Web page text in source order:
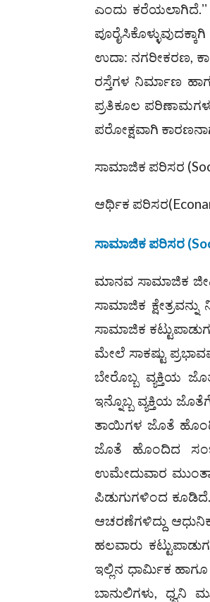
ಎಂದು
ಉದಾ: ನಗರೀಕರಣ,
ರಸ್ತೆಗಳ ನಿರ್ಮಾಣ
ಪ್ರತಿಕೂಲ
ಪರೋಕ್ಷವಾಗಿ
ಸಾಮಾಜಿಕ ಪರಿಸರ
ಆರ್ಥಿಕ
ಸಾಮಾಜಿಕ ಪರಿಸರ (
ಮಾನವ ಸಾಮಾಜಿಕ
ಸಾಮಾಜಿಕ
ಸಾಮಾಜಿಕ
ಮೇಲೆ ಸಾಕಷ್ಟು
ಬೇರೊಬ್ಬ ವ್ಯಕ್ತಿಯ
ಇನ್ನೊಬ್ಬ ವ್ಯಕ್ತಿಯ
ತಾಯಿಗಳ ಜೊತೆ
ಜೊತೆ ಹೊಂದಿದ
ಉಮೇದುವಾರ
ಪಿಡುಗುಗಳಿಂದ
ಆಚರಣೆಗಳಿದ್ದು
ಹಲವಾರು
ಇಲ್ಲಿನ ಧಾರ್ಮಿಕ ಹಾಗೂ
ಬಾನುಲಿಗಳು, ಧ್ವನಿ